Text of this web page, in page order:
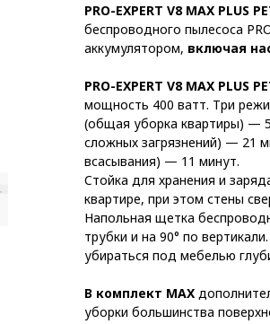
PRO-EXPERT V8 MAX PLUS
беспроводного пылесоса
аккумулятором, включая
PRO-EXPERT V8 MAX PLUS
мощность 400 ватт. Три
(общая уборка квартиры) —
сложных загрязнений) — 21
всасывания) — 11 минут.
Cтойка для хранения и
квартире, при этом стены
Напольная щетка
трубки и на 90° по
убираться под мебелью
В комплект MAX
уборки большинства